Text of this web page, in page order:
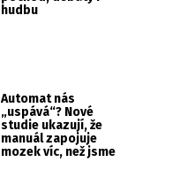
hudbu
Automat nás
„uspává“? Nové
studie ukazují, že
manuál zapojuje
mozek víc, než jsme